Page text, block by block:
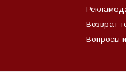
Возврат
Вопросы